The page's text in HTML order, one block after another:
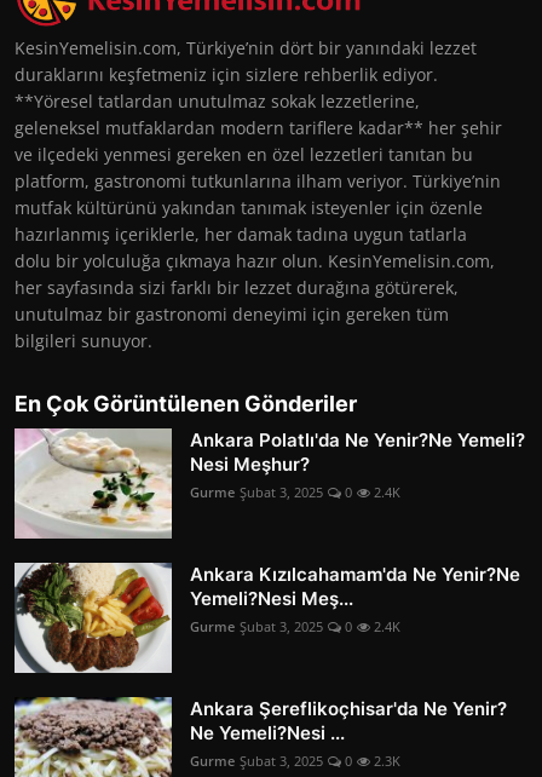
KesinYemelisin.com, Türkiye’nin dört bir yanındaki lezzet
duraklarını keşfetmeniz için sizlere rehberlik ediyor.
**Yöresel tatlardan unutulmaz sokak lezzetlerine,
geleneksel mutfaklardan modern tariflere kadar** her şehir
ve ilçedeki yenmesi gereken en özel lezzetleri tanıtan bu
platform, gastronomi tutkunlarına ilham veriyor. Türkiye’nin
mutfak kültürünü yakından tanımak isteyenler için özenle
hazırlanmış içeriklerle, her damak tadına uygun tatlarla
dolu bir yolculuğa çıkmaya hazır olun. KesinYemelisin.com,
her sayfasında sizi farklı bir lezzet durağına götürerek,
unutulmaz bir gastronomi deneyimi için gereken tüm
bilgileri sunuyor.
En Çok Görüntülenen Gönderiler
Ankara Polatlı'da Ne Yenir?Ne Yemeli?
Nesi Meşhur?
Gurme Şubat 3, 2025 0 2.4K
Ankara Kızılcahamam'da Ne Yenir?Ne
Yemeli?Nesi Meş...
Gurme Şubat 3, 2025 0 2.4K
Ankara Şereflikoçhisar'da Ne Yenir?
Ne Yemeli?Nesi ...
Gurme Şubat 3, 2025 0 2.3K